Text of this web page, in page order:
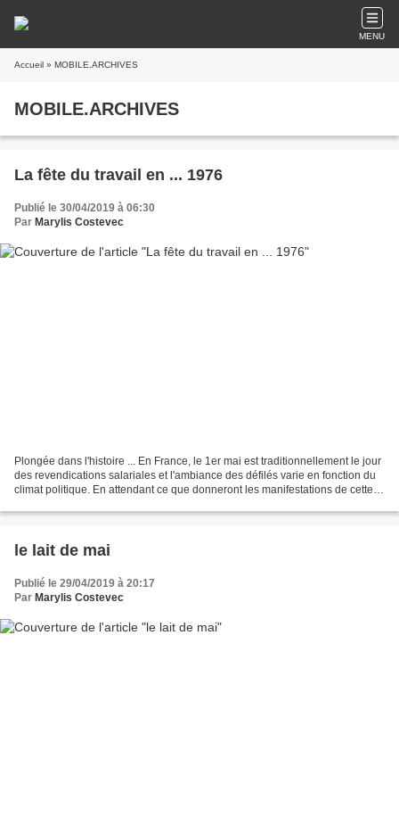
MENU
Accueil » MOBILE.ARCHIVES
MOBILE.ARCHIVES
La fête du travail en ... 1976
Publié le 30/04/2019 à 06:30
Par Marylis Costevec
Plongée dans l'histoire ... En France, le 1er mai est traditionnellement le jour
des revendications salariales et l'ambiance des défilés varie en fonction du
climat politique. En attendant ce que donneront les manifestations de cette
le lait de mai
Publié le 29/04/2019 à 20:17
Par Marylis Costevec